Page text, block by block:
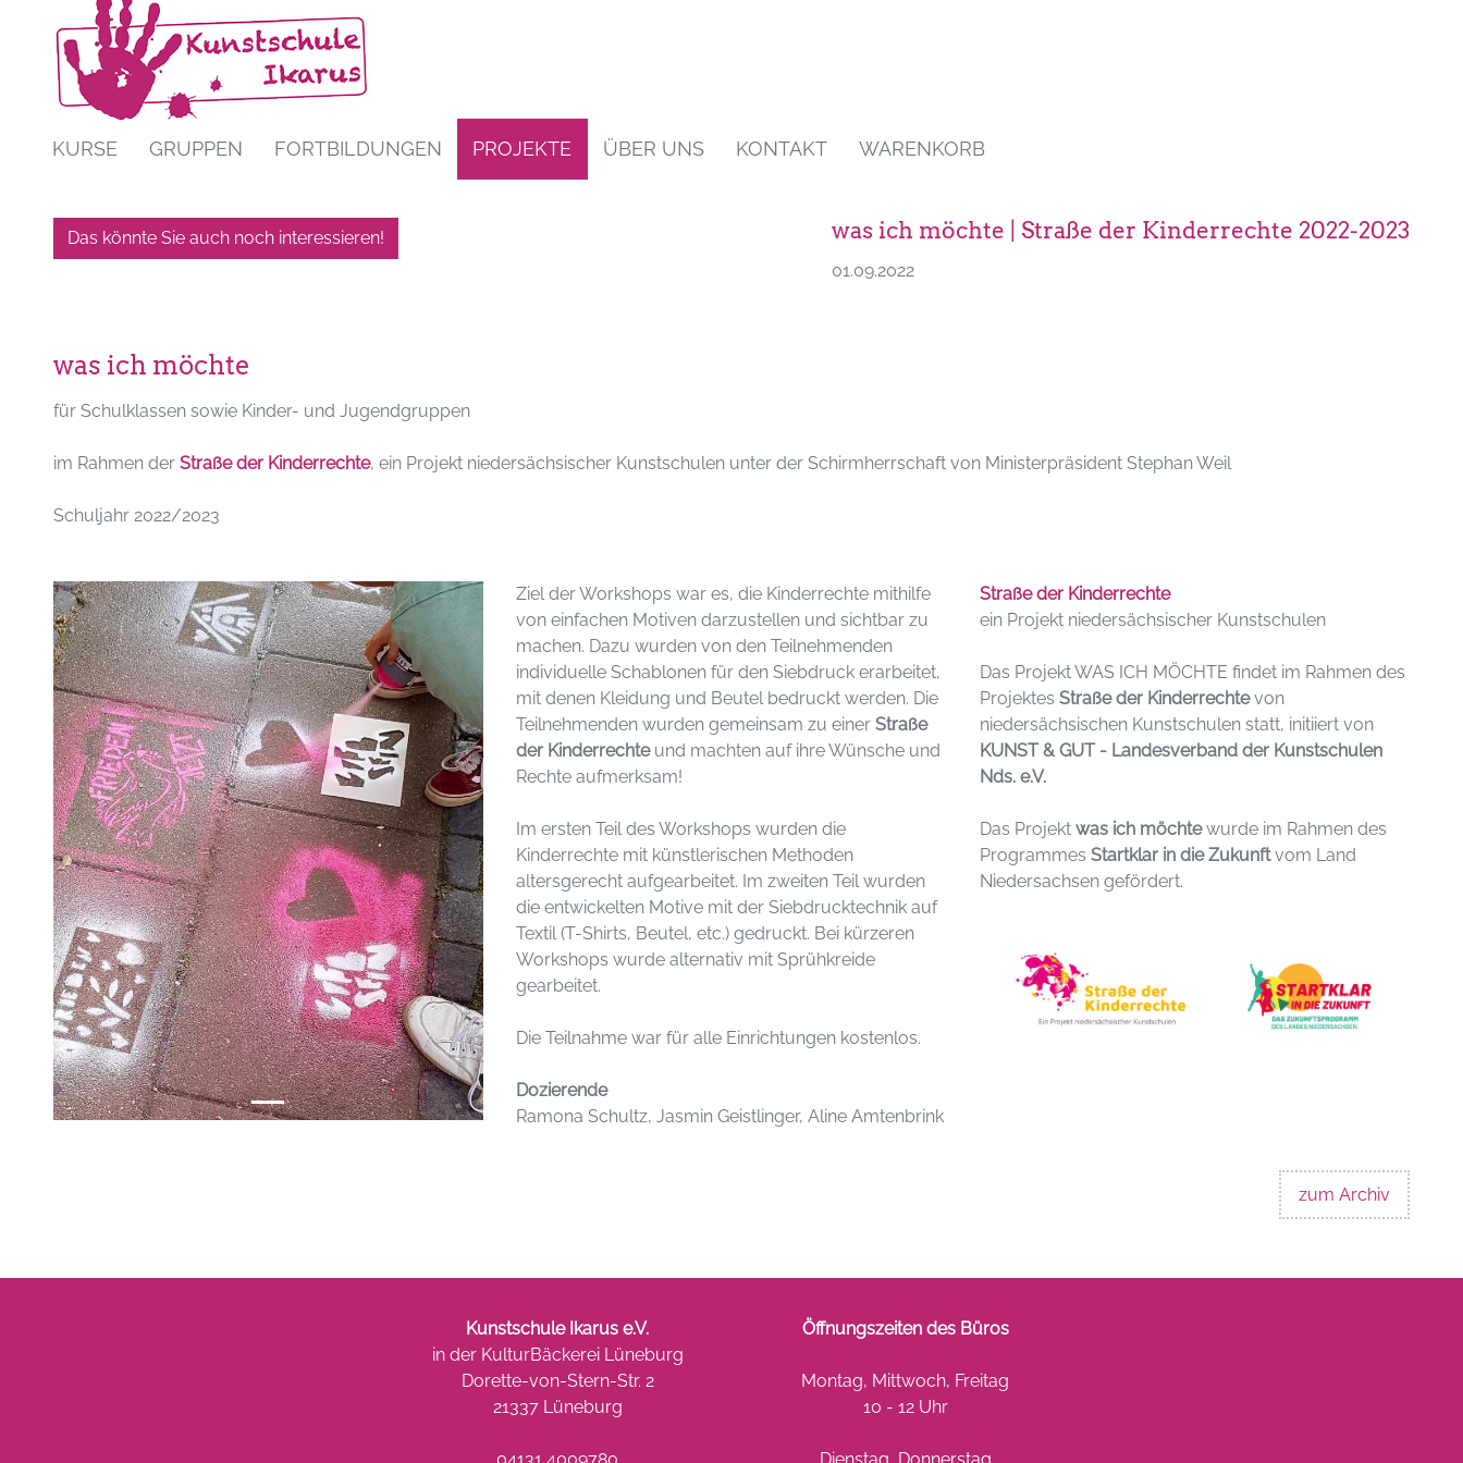
KURSE GRUPPEN FORTBILDUNGEN PROJEKTE ÜBER UNS KONTAKT WARENKORB
Das könnte Sie auch noch interessieren! was ich möchte | Straße der Kinderrechte 2022-2023
01.09.2022
was ich möchte
für Schulklassen sowie Kinder- und Jugendgruppen
im Rahmen der Straße der Kinderrechte, ein Projekt niedersächsischer Kunstschulen unter der Schirmherrschaft von Ministerpräsident Stephan Weil
Schuljahr 2022/2023
Ziel der Workshops war es, die Kinderrechte mithilfe
von einfachen Motiven darzustellen und sichtbar zu
machen. Dazu wurden von den Teilnehmenden
individuelle Schablonen für den Siebdruck erarbeitet,
mit denen Kleidung und Beutel bedruckt werden. Die
Teilnehmenden wurden gemeinsam zu einerStraße
der Kinderrechteund machten auf ihre Wünsche und
Rechte aufmerksam!
Im ersten Teil des Workshops wurden die
Kinderrechte mit künstlerischen Methoden
altersgerecht aufgearbeitet. Im zweiten Teil wurden
die entwickelten Motive mit der Siebdrucktechnik auf
Textil (T-Shirts, Beutel, etc.) gedruckt. Bei kürzeren
Workshops wurde alternativ mit Sprühkreide
gearbeitet.
Die Teilnahme war für alle Einrichtungen kostenlos.
Dozierende
Ramona Schultz, Jasmin Geistlinger, Aline Amtenbrink
Straße der Kinderrechte
ein Projekt niedersächsischer Kunstschulen
Das Projekt WAS ICH MÖCHTE findet im Rahmen des
Projektes Straße der Kinderrechtevon
niedersächsischen Kunstschulen statt, initiiert von
KUNST & GUT - Landesverband der Kunstschulen
Nds. e.V.
Das Projekt was ich möchtewurde im Rahmen des
Programmes Startklar in die Zukunftvom Land
Niedersachsen gefördert.
zum Archiv
Kunstschule Ikarus e.V.
in der KulturBäckerei Lüneburg
Dorette-von-Stern-Str. 2
21337 Lüneburg
Öffnungszeiten des Büros
Montag, Mittwoch, Freitag
10 - 12 Uhr